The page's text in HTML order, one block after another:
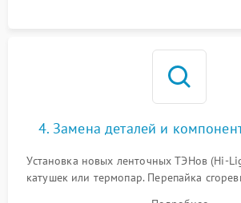
4. Замена деталей и
Установка новых ленточных ТЭНов (Hi-
катушек или термопар. Перепайка